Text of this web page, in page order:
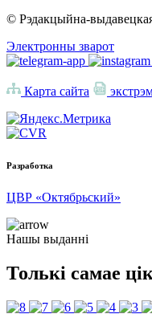
© Рэдакцыйна-
Электронны зварот
Карта сайта
Разработка
ЦВР «Октябрьский»
Нашы выданні
Толькі самае